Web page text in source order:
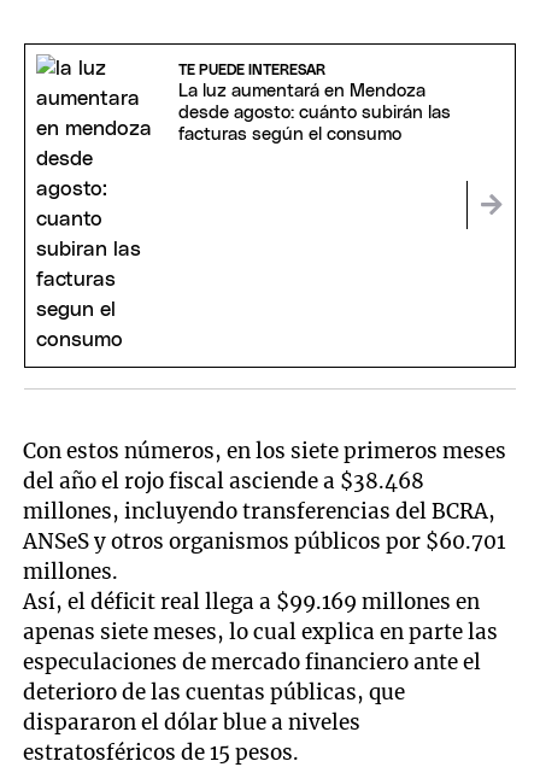
TE PUEDE INTERESAR
La luz aumentará en Mendoza
desde agosto: cuánto subirán las
facturas según el consumo
Con estos números, en los siete primeros meses
del año el rojo fiscal asciende a $38.468
millones, incluyendo transferencias del BCRA,
ANSeS y otros organismos públicos por $60.701
millones.
Así, el déficit real llega a $99.169 millones en
apenas siete meses, lo cual explica en parte las
especulaciones de mercado financiero ante el
deterioro de las cuentas públicas, que
dispararon el dólar blue a niveles
estratosféricos de 15 pesos.